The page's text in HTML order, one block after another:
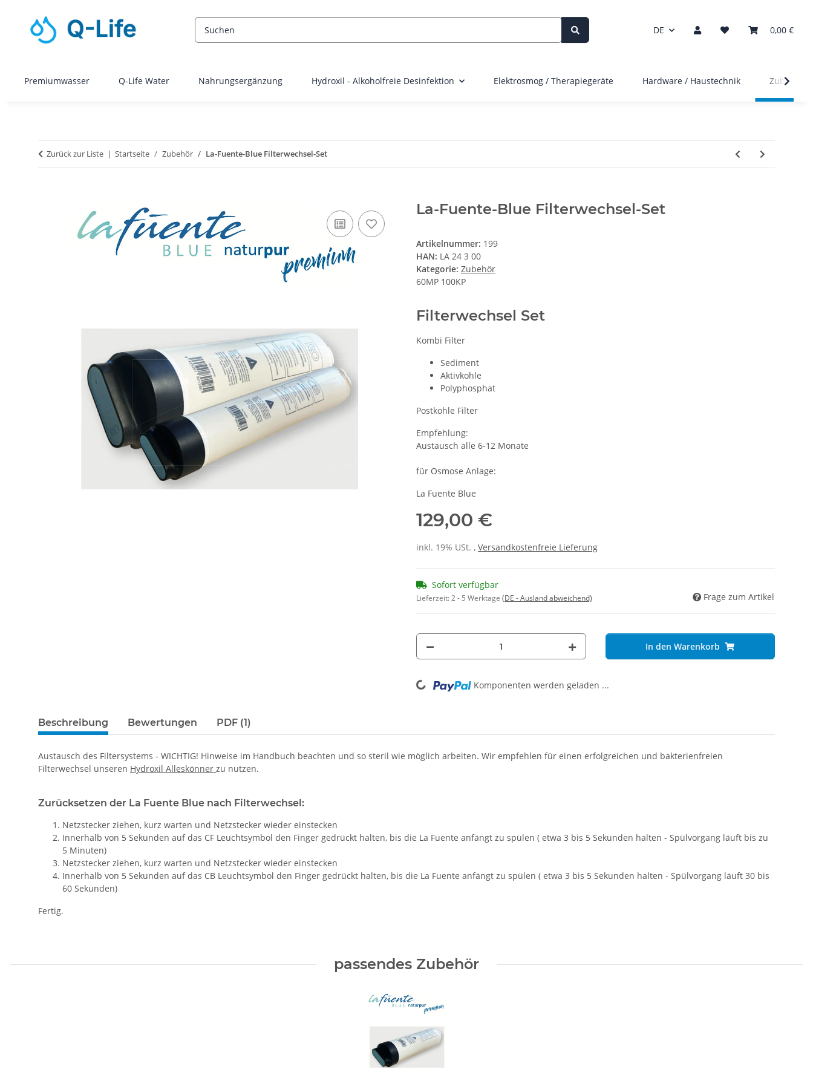
DE 0,00 €
Premiumwasser Q-Life Water Nahrungsergänzung Hydroxil - Alkoholfreie Desinfektion Elektrosmog / Therapiegeräte Hardware / Haustechnik Zubehör
Zurück zur Liste Startseite Zubehör La-Fuente-Blue Filterwechsel-Set
La-Fuente-Blue Filterwechsel-Set
Artikelnummer: 199
HAN: LA 24 3 00
Kategorie: Zubehör
60MP 100KP
Filterwechsel Set
Kombi Filter
Sediment
Aktivkohle
Polyphosphat
Postkohle Filter
Empfehlung:
Austausch alle 6-12 Monate
für Osmose Anlage:
La Fuente Blue
129,00 €
inkl. 19% USt. , Versandkostenfreie Lieferung
Sofort verfügbar
Lieferzeit:2 - 5 Werktage (DE - Ausland abweichend) Frage zum Artikel
In den Warenkorb
Loading... Komponenten werden geladen ...
Beschreibung Bewertungen PDF (1)
Austausch des Filtersystems - WICHTIG! Hinweise im Handbuch beachten und so steril wie möglich arbeiten. Wir empfehlen für einen erfolgreichen und bakterienfreien
Filterwechsel unseren Hydroxil Alleskönner zu nutzen.
Zurücksetzen der La Fuente Blue nach Filterwechsel:
Netzstecker ziehen, kurz warten und Netzstecker wieder einstecken
Innerhalb von 5 Sekunden auf das CF Leuchtsymbol den Finger gedrückt halten, bis die La Fuente anfängt zu spülen ( etwa 3 bis 5 Sekunden halten - Spülvorgang läuft bis zu
5 Minuten)
Netzstecker ziehen, kurz warten und Netzstecker wieder einstecken
Innerhalb von 5 Sekunden auf das CB Leuchtsymbol den Finger gedrückt halten, bis die La Fuente anfängt zu spülen ( etwa 3 bis 5 Sekunden halten - Spülvorgang läuft 30 bis
60 Sekunden)
Fertig.
passendes Zubehör